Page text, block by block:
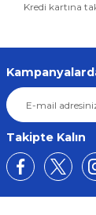
Kredi kartına
Takipte Kalın